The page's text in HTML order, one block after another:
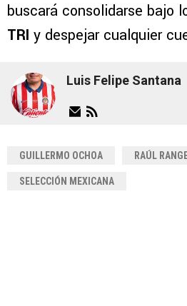
buscará consolidarse bajo
TRI y despejar cualquier
Luis Felipe Santana
GUILLERMO OCHOA RAÚL
SELECCIÓN MEXICANA